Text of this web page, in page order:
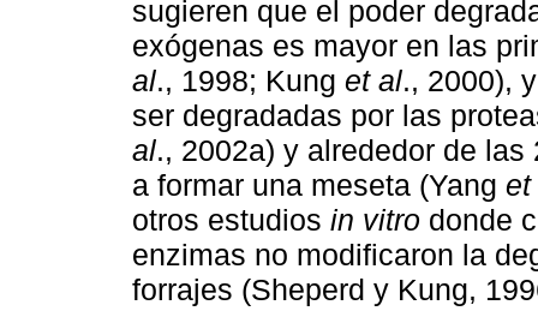
sugieren que el poder
exógenas es mayor en las
al., 1998; Kung et al., 2000),
ser degradadas por las
al., 2002a) y alrededor de
a formar una meseta (Yang
otros estudios in vitro donde
enzimas no modificaron la
forrajes (Sheperd y Kung,